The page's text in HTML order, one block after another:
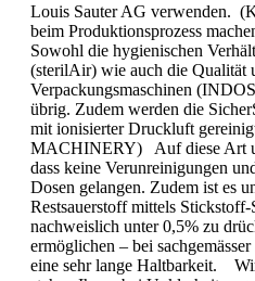
Louis Sauter AG verwenden.
beim Produktionsprozess
Sowohl die hygienischen
(sterilAir) wie auch die Qualität
Verpackungsmaschinen
übrig. Zudem werden die
mit ionisierter Druckluft
MACHINERY) Auf diese Art
dass keine Verunreinigungen
Dosen gelangen. Zudem ist es
Restsauerstoff mittels Stickstoff-
nachweislich unter 0,5% zu
ermöglichen – bei
eine sehr lange Haltbarkeit.